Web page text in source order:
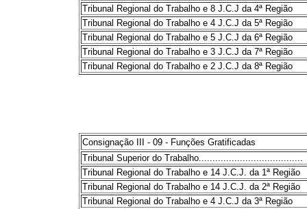
Tribunal Regional do Trabalho e 8 J.C.J da 4ª Região
Tribunal Regional do Trabalho e 4 J.C.J da 5ª Região
Tribunal Regional do Trabalho e 5 J.C.J da 6ª Região
Tribunal Regional do Trabalho e 3 J.C.J da 7ª Região
Tribunal Regional do Trabalho e 2 J.C.J da 8ª Região
Consignação III - 09 - Funções Gratificadas
Tribunal Superior do Trabalho......................................
Tribunal Regional do Trabalho e 14 J.C.J. da 1ª Região
Tribunal Regional do Trabalho e 14 J.C.J. da 2ª Região
Tribunal Regional do Trabalho e 4 J.C.J da 3ª Região